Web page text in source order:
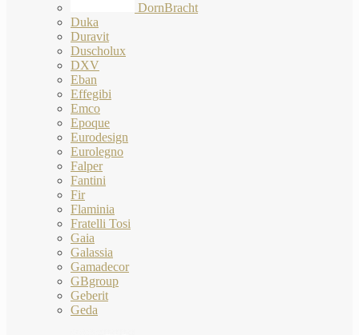
DornBracht
Duka
Duravit
Duscholux
DXV
Eban
Effegibi
Emco
Epoque
Eurodesign
Eurolegno
Falper
Fantini
Fir
Flaminia
Fratelli Tosi
Gaia
Galassia
Gamadecor
GBgroup
Geberit
Geda